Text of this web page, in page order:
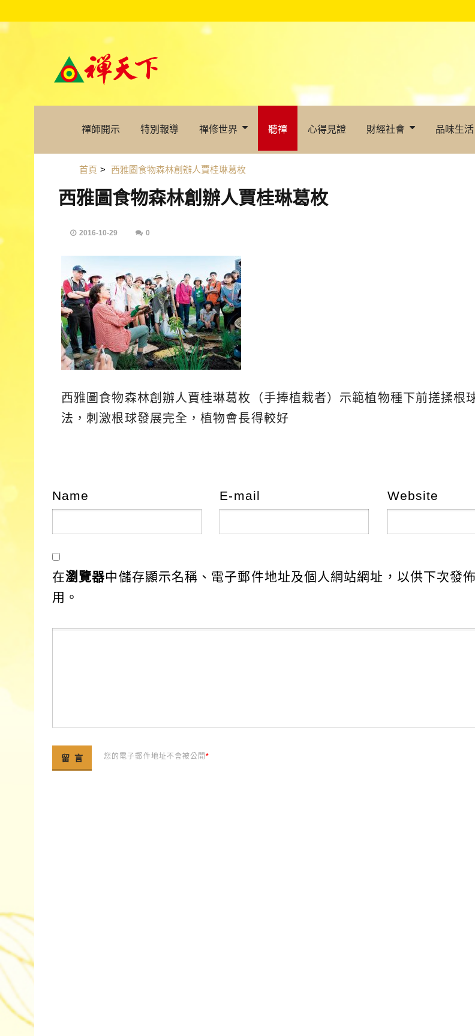
禪師開示 特別報導 禪修世界 聽禪 心得見證 財經社會 品味生活
首頁 > 西雅圖食物森林創辦人賈桂琳葛枚
西雅圖食物森林創辦人賈桂琳葛枚
2016-10-29 0
西雅圖食物森林創辦人賈桂琳葛枚（手捧植栽者）示範植物種下前搓揉根
法，刺激根球發展完全，植物會長得較好
Name E-mail Website
在瀏覽器中儲存顯示名稱、電子郵件地址及個人網站網址，以供下次發
用。
您的電子郵件地址不會被公開*